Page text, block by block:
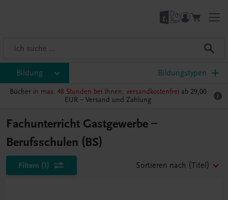
Bildung Bildungstypen
Bücher in max. 48 Stunden bei Ihnen, versandkostenfrei ab 29,00
EUR – Versand und Zahlung
Fachunterricht Gastgewerbe –
Berufsschulen (BS)
Filtern (1) Sortieren nach (Titel)